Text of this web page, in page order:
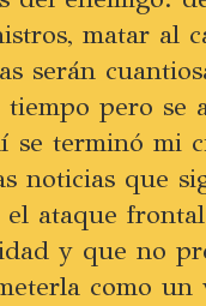
matar al
serán
tiempo pero se
se terminó mi
noticias que
ataque
y que no
como